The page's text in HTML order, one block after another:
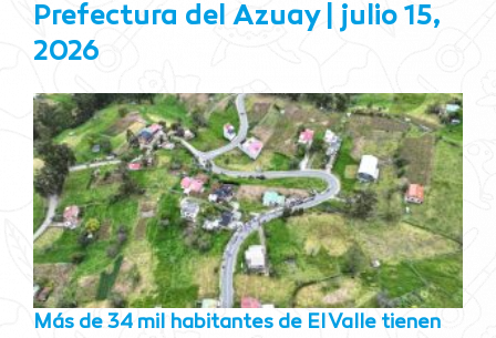
Prefectura del Azuay
julio 15,
2026
Más de 34 mil habitantes de El Valle tienen